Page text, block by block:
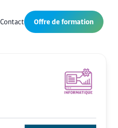
Contact Offre de formation